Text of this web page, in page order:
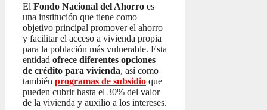
El Fondo Nacional del Ahorro es
una institución que tiene como
objetivo principal promover el ahorro
y facilitar el acceso a vivienda propia
para la población más vulnerable. Esta
entidad ofrece diferentes opciones
de crédito para vivienda, así como
también programas de subsidio que
pueden cubrir hasta el 30% del valor
de la vivienda y auxilio a los intereses.